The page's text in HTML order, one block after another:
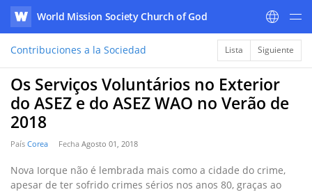
WATV
World Mission Society Church of God
Contribuciones a la Sociedad Lista Siguiente
Os Serviços Voluntários no Exterior
do ASEZ e do ASEZ WAO no Verão de
2018
País Corea Fecha Agosto 01, 2018
Nova Iorque não é lembrada mais como a cidade do crime,
apesar de ter sofrido crimes sérios nos anos 80, graças ao